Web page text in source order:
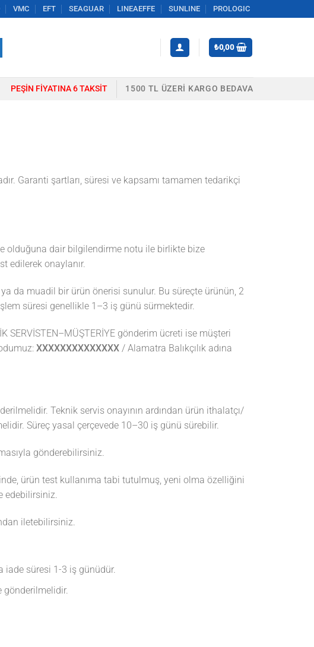
VMC EFT SEAGUAR LINEAEFFE SUNLINE PROLOGIC
₺0,00
PEŞIN FIYATINA 6 TAKSIT 1500 TL ÜZERI KARGO BEDAVA
Garanti şartları, süresi ve kapsamı tamamen tedarikçi
olduğuna dair bilgilendirme notu ile birlikte bize
edilerek onaylanır.
da muadil bir ürün önerisi sunulur. Bu süreçte ürünün, 2
süresi genellikle 1–3 iş günü sürmektedir.
SERVİSTEN–MÜŞTERİYE gönderim ücreti ise müşteri
XXXXXXXXXXXXXX/ Alamatra Balıkçılık adına
Teknik servis onayının ardından ürün ithalatçı/
Süreç yasal çerçevede 10–30 iş günü sürebilir.
gönderebilirsiniz.
ürün test kullanıma tabi tutulmuş, yeni olma özelliğini
edebilirsiniz.
iletebilirsiniz.
iade süresi 1-3 iş günüdür.
gönderilmelidir.